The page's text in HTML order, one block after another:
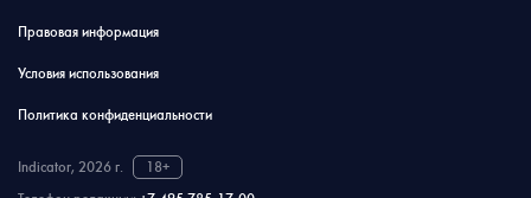
Правовая информация
Условия использования
Политика конфиденциальности
Indicator, 2026 г.
18+